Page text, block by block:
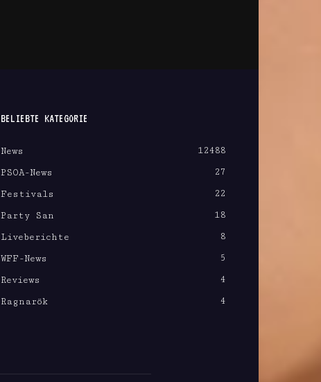
BELIEBTE KATEGORIE
News
12488
PSOA-News
27
Festivals
22
Party San
18
Liveberichte
8
WFF-News
5
Reviews
4
Ragnarök
4